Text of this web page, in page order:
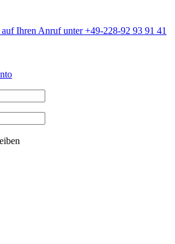
Ihren Anruf unter +49-228-92 93 91 41